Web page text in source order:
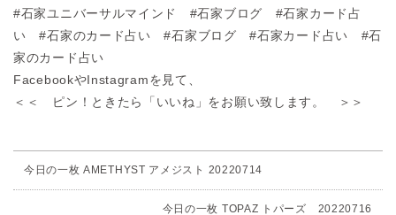
#石家ユニバーサルマインド #石家ブログ #石家カード占
い #石家のカード占い #石家ブログ #石家カード占い #石
家のカード占い
FacebookやInstagramを見て、
＜＜ ピン！ときたら「いいね」をお願い致します。 ＞＞
今日の一枚 AMETHYST アメジスト 20220714
今日の一枚 TOPAZ トパーズ 20220716